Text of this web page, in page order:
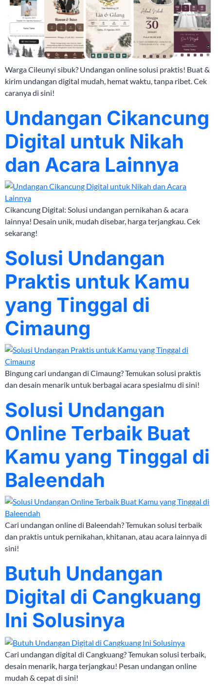
Warga Cileunyi sibuk? Undangan online solusi praktis! Buat &
kirim undangan digital mudah, hemat waktu, tanpa ribet. Cek
caranya di sini!
Undangan Cikancung
Digital untuk Nikah
dan Acara Lainnya
Cikancung Digital: Solusi undangan pernikahan & acara
lainnya! Desain unik, mudah disebar, harga terjangkau. Cek
sekarang!
Solusi Undangan
Praktis untuk Kamu
yang Tinggal di
Cimaung
Bingung cari undangan di Cimaung? Temukan solusi praktis
dan desain menarik untuk berbagai acara spesialmu di sini!
Solusi Undangan
Online Terbaik Buat
Kamu yang Tinggal di
Baleendah
Cari undangan online di Baleendah? Temukan solusi terbaik
dan praktis untuk pernikahan, khitanan, atau acara lainnya di
sini!
Butuh Undangan
Digital di Cangkuang
Ini Solusinya
Cari undangan digital di Cangkuang? Temukan solusi terbaik,
desain menarik, harga terjangkau! Pesan undangan online
mudah & cepat di sini!